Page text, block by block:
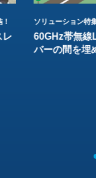
レ
ソリューション特
60GHz帯無
バーの間を埋